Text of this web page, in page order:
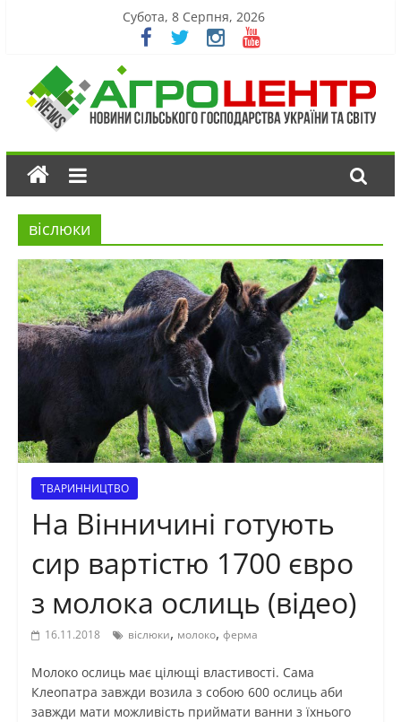
Субота, 8 Серпня, 2026
віслюки
ТВАРИННИЦТВО
На Вінничині готують
сир вартістю 1700 євро
з молока ослиць (відео)
16.11.2018 віслюки, молоко, ферма
Молоко ослиць має цілющі властивості. Сама
Клеопатра завжди возила з собою 600 ослиць аби
завжди мати можливість приймати ванни з їхнього